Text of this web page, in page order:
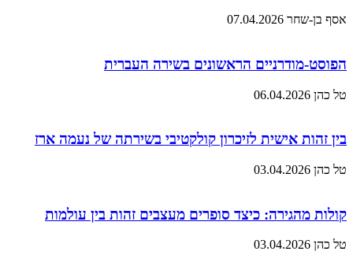
אסף בן-שחר 07.04.2026
הפוסט-מודרניים הראשונים בשירה העברית
טל כהן 06.04.2026
בין זהות אישית לזיכרון קולקטיבי בשירתה של נעמה ארז
טל כהן 03.04.2026
קולות מהגירה: כיצד סופרים מעצבים זהות בין עולמות
טל כהן 03.04.2026